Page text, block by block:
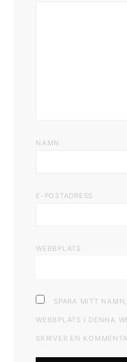
NAMN
E-POSTADRESS
WEBBPLATS
SPARA MITT
WEBBPLATS I DENNA
SKRIVER EN